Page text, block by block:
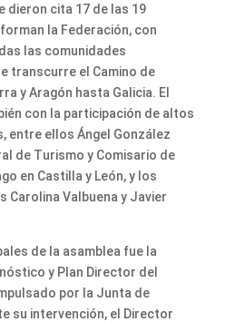
dieron cita 17 de las 19
la Federación, con
las comunidades
transcurre el Camino de
y Aragón hasta Galicia. El
con la participación de altos
entre ellos Ángel González
de Turismo y Comisario de
en Castilla y León, y los
Carolina Valbuena y Javier
de la asamblea fue la
y Plan Director del
por la Junta de
su intervención, el Director